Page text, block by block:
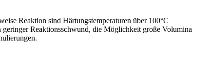
Reaktion sind Härtungstemperaturen über 100°C
geringer Reaktionsschwund, die Möglichkeit große Volumina